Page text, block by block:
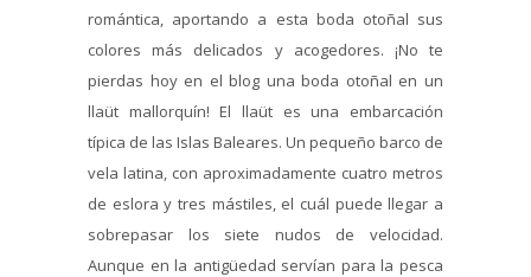
romántica, aportando a esta boda otoñal sus
colores más delicados y acogedores. ¡No te
pierdas hoy en el blog una boda otoñal en un
llaüt mallorquín! El llaüt es una embarcación
típica de las Islas Baleares. Un pequeño barco de
vela latina, con aproximadamente cuatro metros
de eslora y tres mástiles, el cuál puede llegar a
sobrepasar los siete nudos de velocidad.
Aunque en la antigüedad servían para la pesca